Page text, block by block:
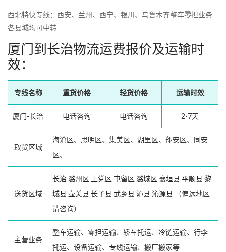
西北特快专线：西安、兰州、西宁、银川、乌鲁木齐整车零担业务
各县城均可中转
厦门到长治物流运费报价及运输时
效：
专线名称 重货价格 轻货价格 运输时效
厦门-长治 电话咨询 电话咨询 2-7天
取货区域
海沧区、思明区、集美区、湖里区、翔安区、同安
区、
送货区域
长治 潞州区 上党区 屯留区 潞城区 襄垣县平顺县黎
城县壶关县长子县武乡县沁县沁源县 （偏远地区
请咨询）
主营业务
整车运输、零担运输、轿车托运、冷链运输、行李
托运、设备运输、专线运输、搬厂搬家等